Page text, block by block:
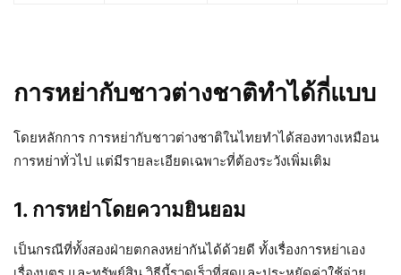
การหย่ากับชาวต่างชาติทำได้กี่แบบ
โดยหลักการ การหย่ากับชาวต่างชาติในไทยทำได้สองทางเหมือน
การหย่าทั่วไป แต่มีรายละเอียดเฉพาะที่ต้องระวังเพิ่มเติม
1. การหย่าโดยความยินยอม
เป็นกรณีที่ทั้งสองฝ่ายตกลงหย่ากันได้ด้วยดี ทั้งเรื่องการหย่าเอง